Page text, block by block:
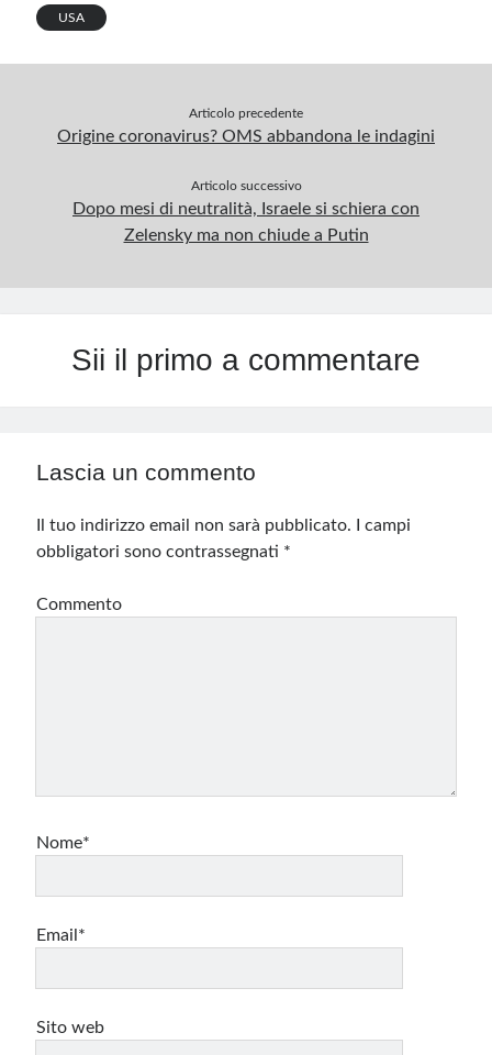
USA
Articolo precedente
Origine coronavirus? OMS abbandona le indagini
Articolo successivo
Dopo mesi di neutralità, Israele si schiera con
Zelensky ma non chiude a Putin
Sii il primo a commentare
Lascia un commento
Il tuo indirizzo email non sarà pubblicato.
I campi
obbligatori sono contrassegnati *
Commento
Nome*
Email*
Sito web